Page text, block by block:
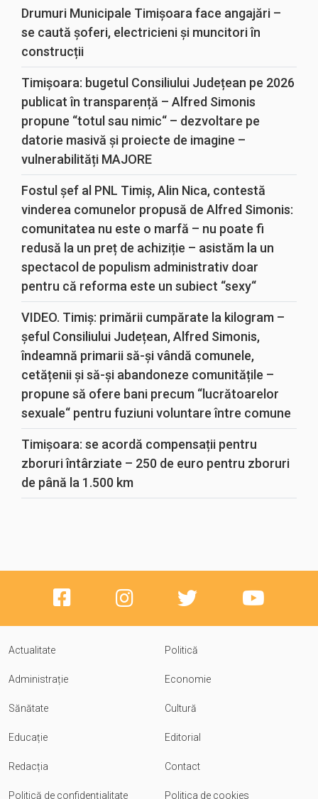
Drumuri Municipale Timișoara face angajări –
se caută șoferi, electricieni și muncitori în
construcții
Timișoara: bugetul Consiliului Județean pe 2026
publicat în transparență – Alfred Simonis
propune “totul sau nimic“ – dezvoltare pe
datorie masivă și proiecte de imagine –
vulnerabilități MAJORE
Fostul șef al PNL Timiș, Alin Nica, contestă
vinderea comunelor propusă de Alfred Simonis:
comunitatea nu este o marfă – nu poate fi
redusă la un preț de achiziție – asistăm la un
spectacol de populism administrativ doar
pentru că reforma este un subiect “sexy“
VIDEO. Timiș: primării cumpărate la kilogram –
șeful Consiliului Județean, Alfred Simonis,
îndeamnă primarii să-și vândă comunele,
cetățenii și să-și abandoneze comunitățile –
propune să ofere bani precum “lucrătoarelor
sexuale“ pentru fuziuni voluntare între comune
Timișoara: se acordă compensații pentru
zboruri întârziate – 250 de euro pentru zboruri
de până la 1.500 km
Actualitate Politică
Administrație Economie
Sănătate Cultură
Educație Editorial
Redacția Contact
Politică de confidențialitate Politica de cookies